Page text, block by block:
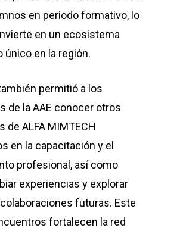
en periodo formativo, lo
en un ecosistema
único en la región.
permitió a los
de la AAE conocer otros
de ALFA MIMTECH
en la capacitación y el
profesional, así como
experiencias y explorar
futuras. Este
fortalecen la red